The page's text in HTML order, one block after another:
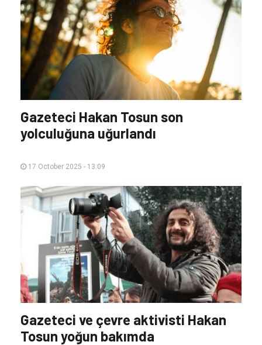
Gazeteci Hakan Tosun son
yolculuğuna uğurlandı
17 October 2025 - 13:09
Gazeteci ve çevre aktivisti Hakan
Tosun yoğun bakımda